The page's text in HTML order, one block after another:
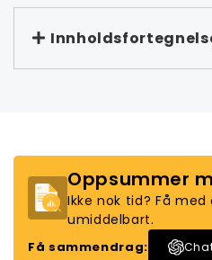
Oppsummer
Ikke nok tid? Få
umiddelbart.
Få sammendrag: